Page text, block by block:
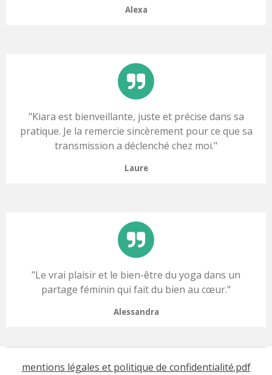
Alexa
"Kiara est bienveillante, juste et précise dans sa
pratique. Je la remercie sincèrement pour ce que sa
transmission a déclenché chez moi."
Laure
"Le vrai plaisir et le bien-être du yoga dans un
partage féminin qui fait du bien au cœur."
Alessandra
mentions légales et politique de confidentialité.pdf